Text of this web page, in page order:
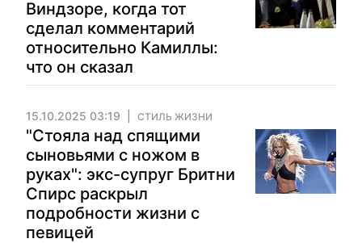
Виндзоре, когда тот
сделал комментарий
относительно Камиллы:
что он сказал
15.10.2025 03:19 СТИЛЬ ЖИЗНИ
"Стояла над спящими
сыновьями с ножом в
руках": экс-супруг Бритни
Спирс раскрыл
подробности жизни с
певицей